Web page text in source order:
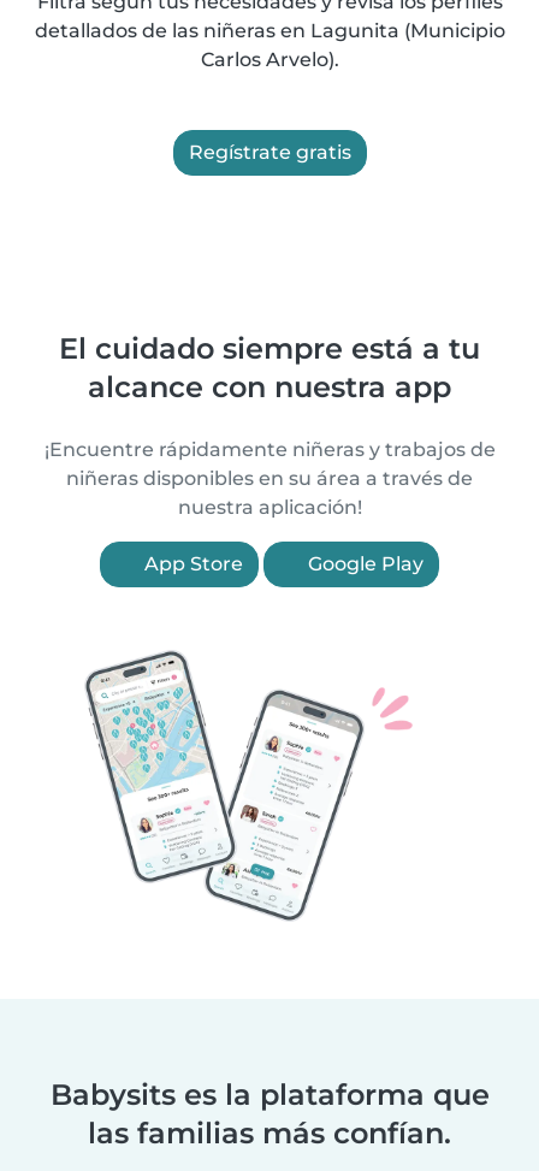
detallados de las niñeras en Lagunita (Municipio
Carlos Arvelo).
Regístrate gratis
El cuidado siempre está a tu
alcance con nuestra app
¡Encuentre rápidamente niñeras y trabajos de
niñeras disponibles en su área a través de
nuestra aplicación!
App Store Google Play
Babysits es la plataforma que
las familias más confían.